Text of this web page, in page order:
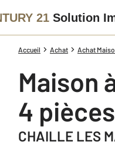
21 Solution
Accueil Achat Achat
4
CHAILLE LES